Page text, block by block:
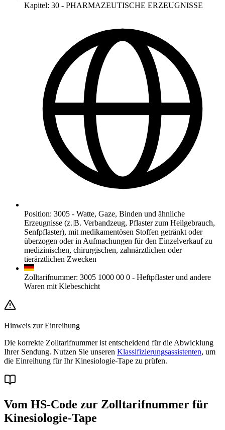
Kapitel: 30 - PHARMAZEUTISCHE ERZEUGNISSE
Position: 3005 - Watte, Gaze, Binden und ähnliche
Erzeugnisse (z.|B. Verbandzeug, Pflaster zum Heilgebrauch,
Senfpflaster), mit medikamentösen Stoffen getränkt oder
überzogen oder in Aufmachungen für den Einzelverkauf zu
medizinischen, chirurgischen, zahnärztlichen oder
tierärztlichen Zwecken
Zolltarifnummer: 3005 1000 00 0 - Heftpflaster und andere
Waren mit Klebeschicht
Hinweis zur Einreihung
Die korrekte Zolltarifnummer ist entscheidend für die Abwicklung
Ihrer Sendung. Nutzen Sie unseren Klassifizierungsassistenten, um
die Einreihung für Ihr Kinesiologie-Tape zu prüfen.
Vom HS-Code zur Zolltarifnummer für
Kinesiologie-Tape